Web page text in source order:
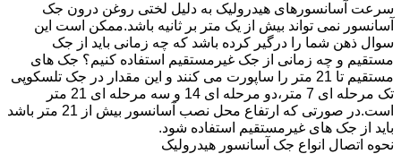
سرعت آسانسورهای هیدرولیک به دلیل لختی روغن درون جک
آسانسور نمی تواند بیش از یک متر بر ثانیه باشد.ممکن است این
سوال ذهن شما را درگیر کرده باشد که چه زمانی باید از جک
مستقیم و چه زمانی از جک غیرمستقیم استفاده کنیم؟ جک های
مستقیم تا 21 متر را ساپورت می کنند و این مقدار در جک تلسکوپی
تک مرحله ای 7 متر،دو مرحله ای 14 و سه مرحله ای 21 متر
است.در صورتی که ارتفاع محل نصب آسانسور بیش از 21 متر باشد
باید از جک های غیرمستقیم استفاده شود.
نحوه اتصال انواع جک آسانسور هیدرولیک